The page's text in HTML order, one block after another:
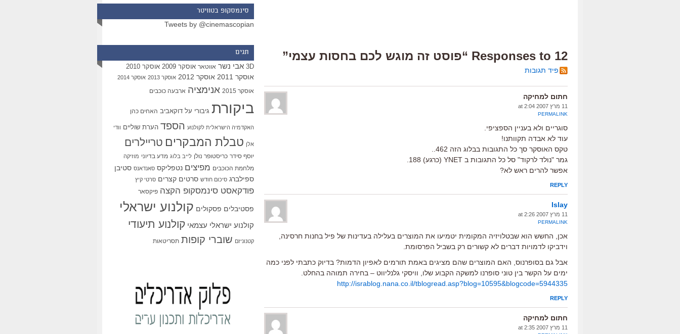
12 Responses to “פוסט זה מוגש לכם בחסות עצמי”
פיד תגובות
חתום למחיקה
11 מרץ 2007 at 2:04
PERMALINK
סוגריים ולא בעניין הספציפי.
עוד לא אבדה תקוותנו!
טקס האוסקר סך כל התגובות בבלוג הזה 462..
גמר "נולד לרקוד" סל כל התגובות ב YNET (כרגע) 188.
אפשר להרים ראש לא?
REPLY
Islay
11 מרץ 2007 at 2:26
PERMALINK
אכן, החשש הוא שבטלויזיה המקומית יטמיעו את המוצרים בעלילה בעדינות של פיל בחנות חרסינה,
וידביקו לדמויות דברים לא קשורים רק בשביל הפרסומת.
אבל גם בסופרנוס, האם המוצרים שהם מציגים באמת תורמים לאפיון הדמות? בדיוק כתבתי לפני כמה
ימים על הקשר בין טוני סופרנו למשקה הקבוע שלו, וויסקי גלנליווט – בחירה תמוהה בהחלט.
http://israblog.nana.co.il/tblogread.asp?blog=10595&blogcode=5944335
REPLY
חתום למחיקה
11 מרץ 2007 at 2:35
סינמסקופ בטוויטר
Tweets by @cinemascopian
תגים
3D אבי נשר אווטאר אוסקר 2009 אוסקר 2010
אוסקר 2011 אוסקר 2012 אוסקר 2013 אוסקר 2014
אוסקר 2015 אנימציה ארבעה כוכבים
ביקורת גיבורי על דוקאביב האחים כהן
האקדמיה הישראלית לקולנוע הספד הערת שוליים וודי
אלן טבלת המבקרים טריילרים
יוסף סידר כריסטופר נולן לייב בלוג מדע בדיוני מוזיקה
מלחמת הכוכבים מפיצים נטפליקס סאנדאנס סטיבן
ספילברג סיכום חודש סרטים קצרים סרטי קיץ
פודקאסט סינמסקופ הקצה פיקסאר
פסטיבלים פסקולים קולנוע ישראלי
קולנוע ישראלי עצמאי קולנוע תיעודי
קטנוניזם שוברי קופות תסריטאות